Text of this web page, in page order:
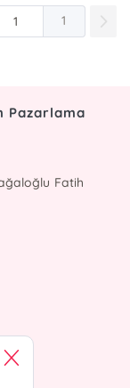
1
Pazarlama
Fatih